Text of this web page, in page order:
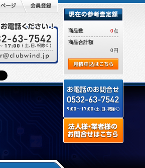
商品数 0点
商品合計額
0円